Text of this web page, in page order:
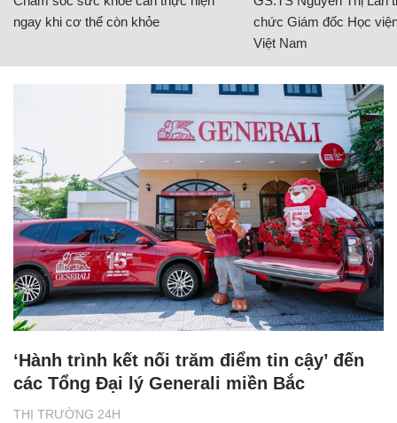
ngay khi cơ thể còn khỏe
chức Giám đốc Học
Việt Nam
THỊ TRƯỜNG 24H
‘Hành trình kết nối trăm điểm tin cậy’ đến
các Tổng Đại lý Generali miền Bắc